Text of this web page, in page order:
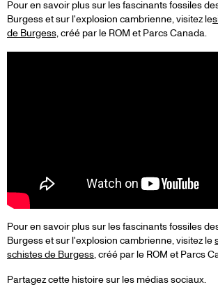
Pour en savoir plus sur les fascinants fossiles
Burgess et sur l'explosion cambrienne, visitez le
de Burgess,créé par le ROM et Parcs Canada.
Pour en savoir plus sur les fascinants fossiles
Burgess et sur l'explosion cambrienne, visitez le
schistes de Burgess, créé par le ROM et Parcs
Partagez cette histoire sur les médias sociaux.